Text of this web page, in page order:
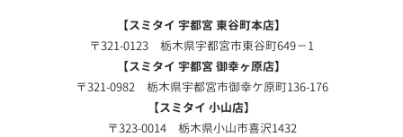
【スミタイ 宇都宮 東谷町本店】
〒321-0123 栃木県宇都宮市東谷町649－1
【スミタイ 宇都宮 御幸ヶ原店】
〒321-0982 栃木県宇都宮市御幸ケ原町136-176
【スミタイ 小山店】
〒323-0014 栃木県小山市喜沢1432